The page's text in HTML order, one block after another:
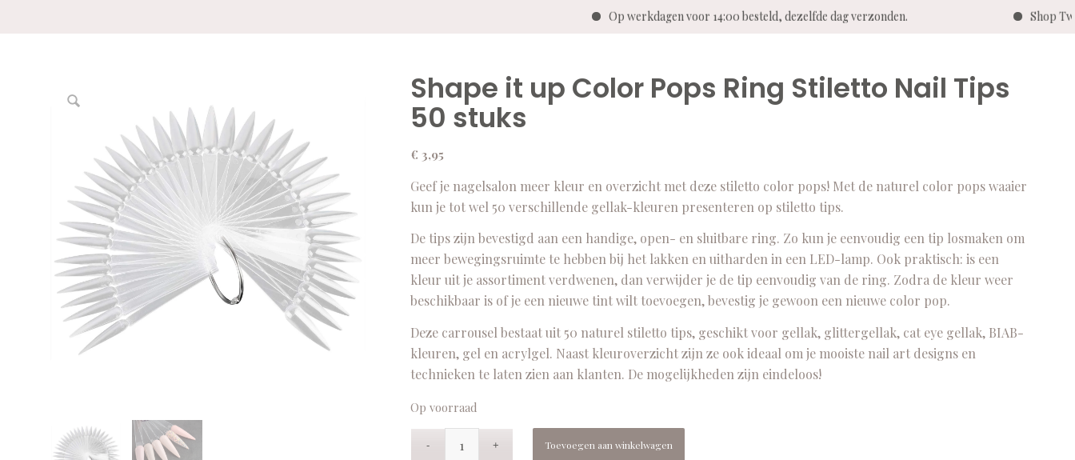
Op werkdagen voor 14:00 besteld, dezelfde dag verzonden. Shop
Shape it up Color Pops Ring Stiletto Nail Tips
50 stuks
€ 3,95
Geef je nagelsalon meer kleur en overzicht met deze stiletto color pops! Met de naturel color pops waaier
kun je tot wel 50 verschillende gellak-kleuren presenteren op stiletto tips.
De tips zijn bevestigd aan een handige, open- en sluitbare ring. Zo kun je eenvoudig een tip losmaken om
meer bewegingsruimte te hebben bij het lakken en uitharden in een LED-lamp. Ook praktisch: is een
kleur uit je assortiment verdwenen, dan verwijder je de tip eenvoudig van de ring. Zodra de kleur weer
beschikbaar is of je een nieuwe tint wilt toevoegen, bevestig je gewoon een nieuwe color pop.
Deze carrousel bestaat uit 50 naturel stiletto tips, geschikt voor gellak, glittergellak, cat eye gellak, BIAB-
kleuren, gel en acrylgel. Naast kleuroverzicht zijn ze ook ideaal om je mooiste nail art designs en
technieken te laten zien aan klanten. De mogelijkheden zijn eindeloos!
Op voorraad
Toevoegen aan winkelwagen